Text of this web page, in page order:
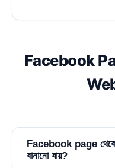
Facebook
Facebook page
বানানো যায়?